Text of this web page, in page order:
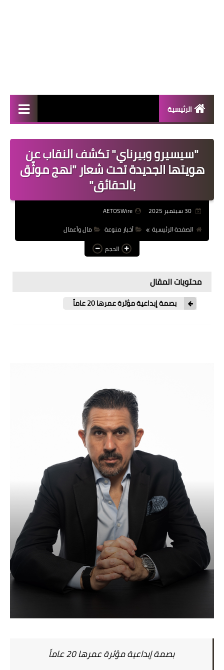
الرئيسية
منوعات
فعاليات
صحة
عالم المرأة
فن وثقافة
أخبار عربية
"سيسيرو وبيرناي" تكشف النقاب عن
هويتها الجديدة تحت شعار "نهج موثّق
بالحقائق"
30 سبتمبر 2025
AETOSWire
الصفحة الرئيسية
أخبار منوعة
مال وأعمال
الحجم
محتويات المقال
بصمة إبداعية مؤثرة عمرها 20 عاماً
بصمة إبداعية مؤثرة عمرها 20 عاماً